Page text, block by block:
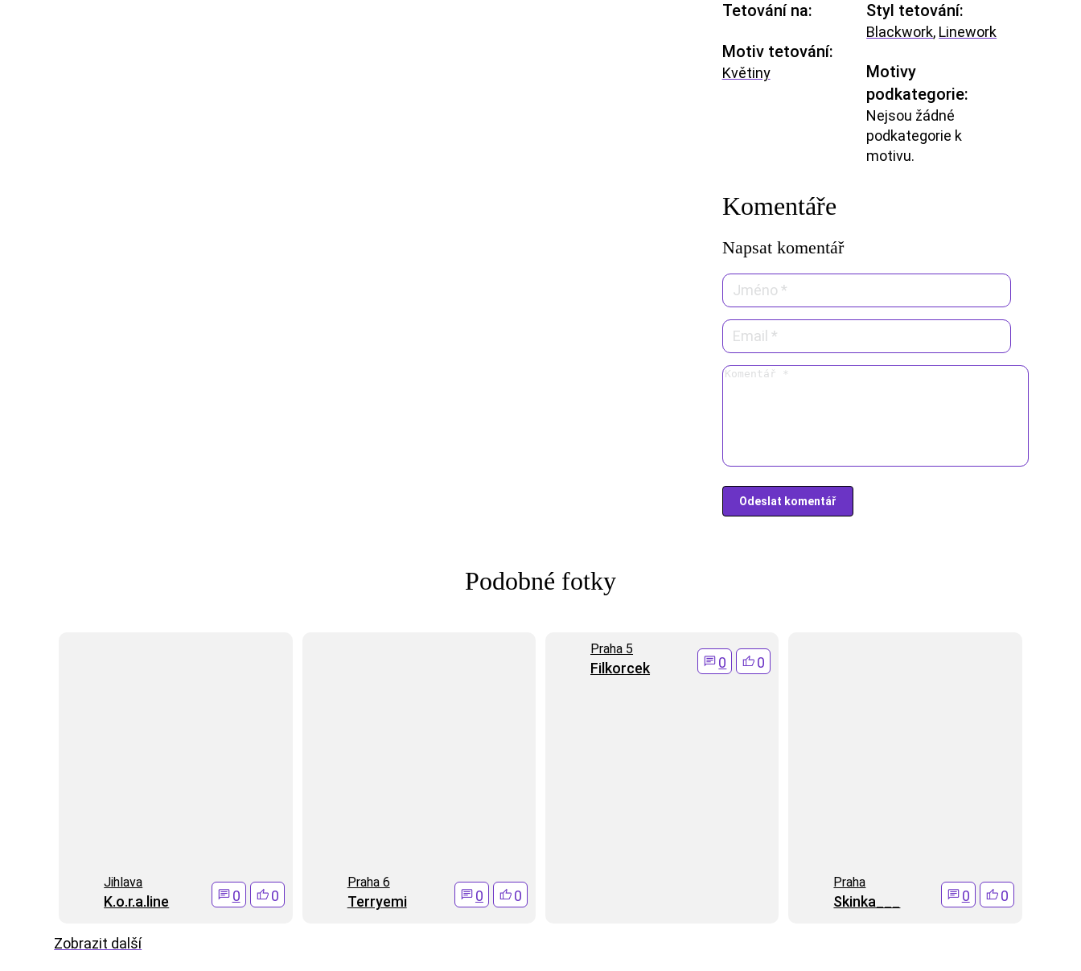
Tetování na:
Motiv tetování:
Květiny
Styl tetování:
Blackwork, Linework
Motivy
podkategorie:
Nejsou žádné
podkategorie k
motivu.
Komentáře
Napsat komentář
Podobné fotky
Jihlava
K.o.r.a.line 0 0
Praha 6
Terryemi 0 0
Praha 5
Filkorcek 0 0
Praha
Skinka___ 0 0
Zobrazit další